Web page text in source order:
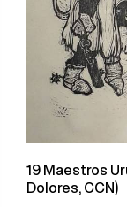
19 Maestros
Dolores, CCN)